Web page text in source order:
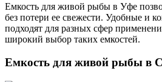
Емкость для живой рыбы в Уфе
без потери ее свежести. Удобные и
подходят для разных сфер
широкий выбор таких емкостей.
Емкость для живой рыбы в